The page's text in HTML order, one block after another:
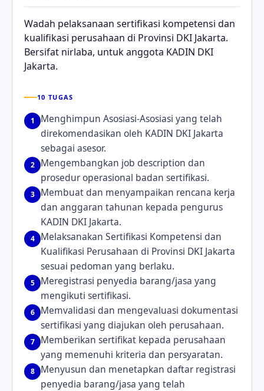
Wadah pelaksanaan sertifikasi kompetensi dan
kualifikasi perusahaan di Provinsi DKI Jakarta.
Bersifat nirlaba, untuk anggota KADIN DKI
Jakarta.
10 TUGAS
1
Menghimpun Asosiasi-Asosiasi yang telah
direkomendasikan oleh KADIN DKI Jakarta
sebagai asesor.
2
Mengembangkan job description dan
prosedur operasional badan sertifikasi.
3
Membuat dan menyampaikan rencana kerja
dan anggaran tahunan kepada pengurus
KADIN DKI Jakarta.
4
Melaksanakan Sertifikasi Kompetensi dan
Kualifikasi Perusahaan di Provinsi DKI Jakarta
sesuai pedoman yang berlaku.
5
Meregistrasi penyedia barang/jasa yang
mengikuti sertifikasi.
6
Memvalidasi dan mengevaluasi dokumentasi
sertifikasi yang diajukan oleh perusahaan.
7
Memberikan sertifikat kepada perusahaan
yang memenuhi kriteria dan persyaratan.
8
Menyusun dan menetapkan daftar registrasi
penyedia barang/jasa yang telah